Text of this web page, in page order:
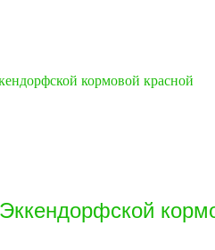
кормовой красной